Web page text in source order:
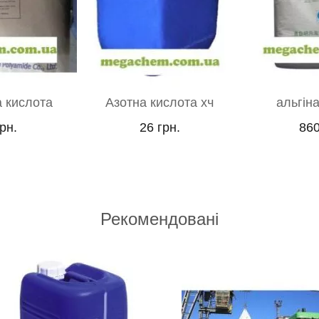
хч
альгінат натрію
860 грн.
Амоній
Рекомендовані